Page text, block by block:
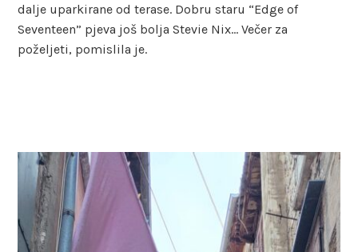
dalje uparkirane od terase. Dobru staru “Edge of
Seventeen” pjeva još bolja Stevie Nix… Večer za
poželjeti, pomislila je.